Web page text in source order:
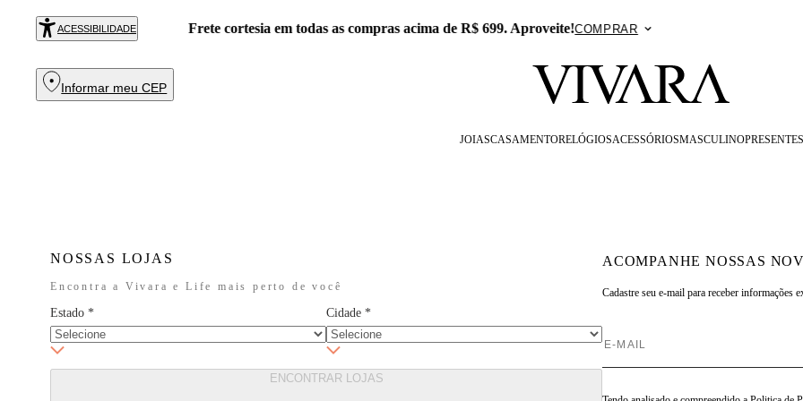
ACESSIBILIDADE Exclusivo no APP: 15% Off na primeira compra com o cupom
Informar meu CEP
JOIASCASAMENTORELÓGIOSACESSÓRIOSMASCULINOPRESENTES
NOSSAS LOJAS
Encontra a Vivara e Life mais perto de você
Estado * Cidade *
ENCONTRAR LOJAS
ACOMPANHE NOSSAS
Cadastre seu e-mail para receber informações